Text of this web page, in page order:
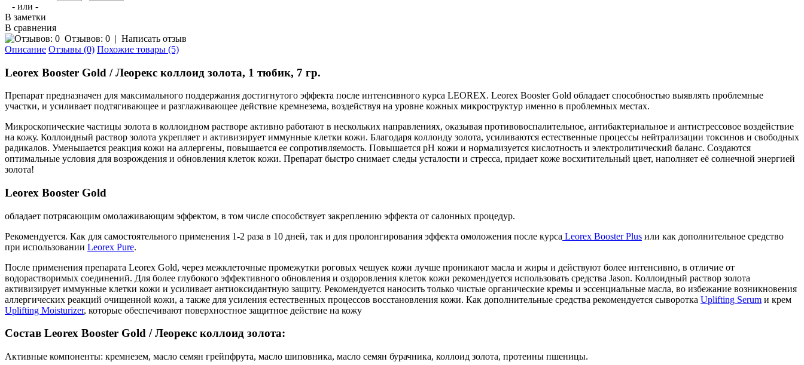
- или -
В заметки
В сравнения
Отзывов: 0 | Написать отзыв
Описание Отзывы (0) Похожие товары (5)
Leorex Booster Gold / Леорекс коллоид золота, 1 тюбик, 7 гр.
Препарат предназначен для максимального поддержания достигнутого эффекта после интенсивного курса LEOREX. Leorex Booster Gold обладает способностью выявлять проблемные
участки, и усиливает подтягивающее и разглаживающее действие кремнезема, воздействуя на уровне кожных микроструктур именно в проблемных местах.
Микроскопические частицы золота в коллоидном растворе активно работают в нескольких направлениях, оказывая противовоспалительное, антибактериальное и антистрессовое воздействие
на кожу. Коллоидный раствор золота укрепляет и активизирует иммунные клетки кожи. Благодаря коллоиду золота, усиливаются естественные процессы нейтрализации токсинов и свободных
радикалов. Уменьшается реакция кожи на аллергены, повышается ее сопротивляемость. Повышается рН кожи и нормализуется кислотность и электролитический баланс. Создаются
оптимальные условия для возрождения и обновления клеток кожи. Препарат быстро снимает следы усталости и стресса, придает коже восхитительный цвет, наполняет её солнечной энергией
золота!
Leorex Booster Gold
обладает потрясающим омолаживающим эффектом, в том числе способствует закреплению эффекта от салонных процедур.
Рекомендуется. Как для самостоятельного применения 1-2 раза в 10 дней, так и для пролонгирования эффекта омоложения после курса Leorex Booster Plus или как дополнительное средство
при использовании Leorex Pure.
После применения препарата Leorex Gold, через межклеточные промежутки роговых чешуек кожи лучше проникают масла и жиры и действуют более интенсивно, в отличие от
водорастворимых соединений. Для более глубокого эффективного обновления и оздоровления клеток кожи рекомендуется использовать средства Jason. Коллоидный раствор золота
активизирует иммунные клетки кожи и усиливает антиоксидантную защиту. Рекомендуется наносить только чистые органические кремы и эссенциальные масла, во избежание возникновения
аллергических реакций очищенной кожи, а также для усиления естественных процессов восстановления кожи. Как дополнительные средства рекомендуется сыворотка Uplifting Serum и крем
Uplifting Moisturizer, которые обеспечивают поверхностное защитное действие на кожу
Состав Leorex Booster Gold / Леорекс коллоид золота:
Активные компоненты: кремнезем, масло семян грейпфрута, масло шиповника, масло семян бурачника, коллоид золота, протеины пшеницы.